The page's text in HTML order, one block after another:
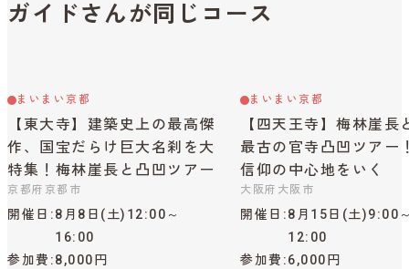
ガイドさんが同じコース
まいまい京都
【東大寺】建築史上の最高傑
作、国宝だらけ巨大名刹を大
特集！梅林崖長と凸凹ツアー
京都府京都市
開催日
8月8日(土)12:00～
16:00
参加費 8,000円
まいまい京都
【四天王寺】梅林崖長
最古の官寺凸凹ツアー
信仰の中心地をいく
大阪府大阪市
開催日
8月15日(土)9:00
12:00
参加費 6,000円